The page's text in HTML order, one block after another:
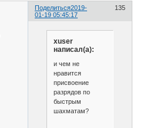
Поделиться 135
2019-
01-19 05:45:17
xuser
написал(а):
и чем не
нравится
присвоение
разрядов по
быстрым
шахматам?